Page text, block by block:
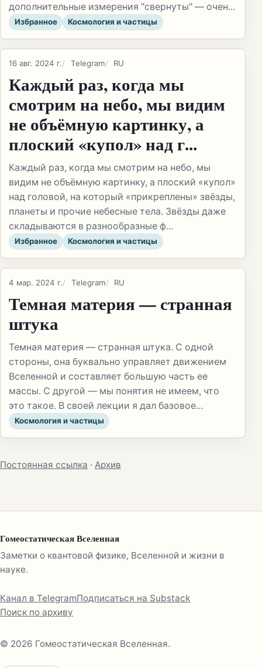
дополнительные измерения "свернуты" — очен...
Избранное Космология и частицы
16 авг. 2024 г. Telegram RU
Каждый раз, когда мы
смотрим на небо, мы видим
не объёмную картинку, а
плоский «купол» над г...
Каждый раз, когда мы смотрим на небо, мы
видим не объёмную картинку, а плоский «купол»
над головой, на который «прикреплены» звёзды,
планеты и прочие небесные тела. Звёзды даже
складываются в разнообразные ф...
Избранное Космология и частицы
4 мар. 2024 г. Telegram RU
Темная материя — странная
штука
Темная материя — странная штука. С одной
стороны, она буквально управляет движением
Вселенной и составляет большую часть ее
массы. С другой — мы понятия не имеем, что
это такое. В своей лекции я дал базовое...
Космология и частицы
Постоянная ссылка · Архив
Гомеостатическая Вселенная
Заметки о квантовой физике, Вселенной и жизни в
науке.
Канал в TelegramПодписаться на Substack
Поиск по архиву
© 2026 Гомеостатическая Вселенная.